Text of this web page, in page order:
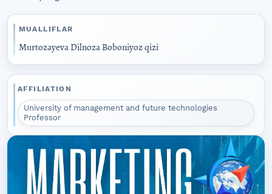
MUALLIFLAR
Murtozayeva Dilnoza Boboniyoz qizi
AFFILIATION
University of management and future technologies
Professor